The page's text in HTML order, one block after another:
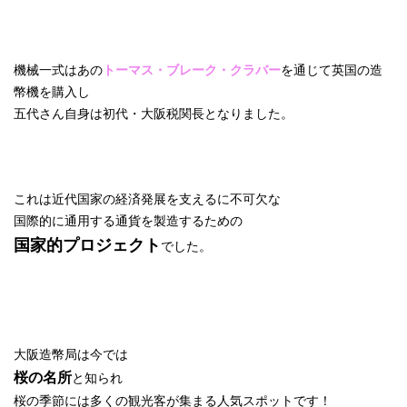
機械一式はあの トーマス・ブレーク・クラバーを通じて英国の造
幣機を購入し
五代さん自身は初代・大阪税関長となりました。
これは近代国家の経済発展を支えるに不可欠な
国際的に通用する通貨を製造するための
国家的プロジェクト でした。
大阪造幣局は今では
桜の名所と知られ
桜の季節には多くの観光客が集まる人気スポットです！